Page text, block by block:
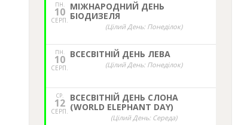
ПН.
10
СЕРП.
МІЖНАРОДНИЙ ДЕНЬ
БІОДИЗЕЛЯ
(Цілий День: Понеділок)
ПН.
10
СЕРП.
ВСЕСВІТНІЙ ДЕНЬ ЛЕВА
(Цілий День: Понеділок)
СР.
12
СЕРП.
ВСЕСВІТНІЙ ДЕНЬ СЛОНА
(WORLD ELEPHANT DAY)
(Цілий День: Середа)